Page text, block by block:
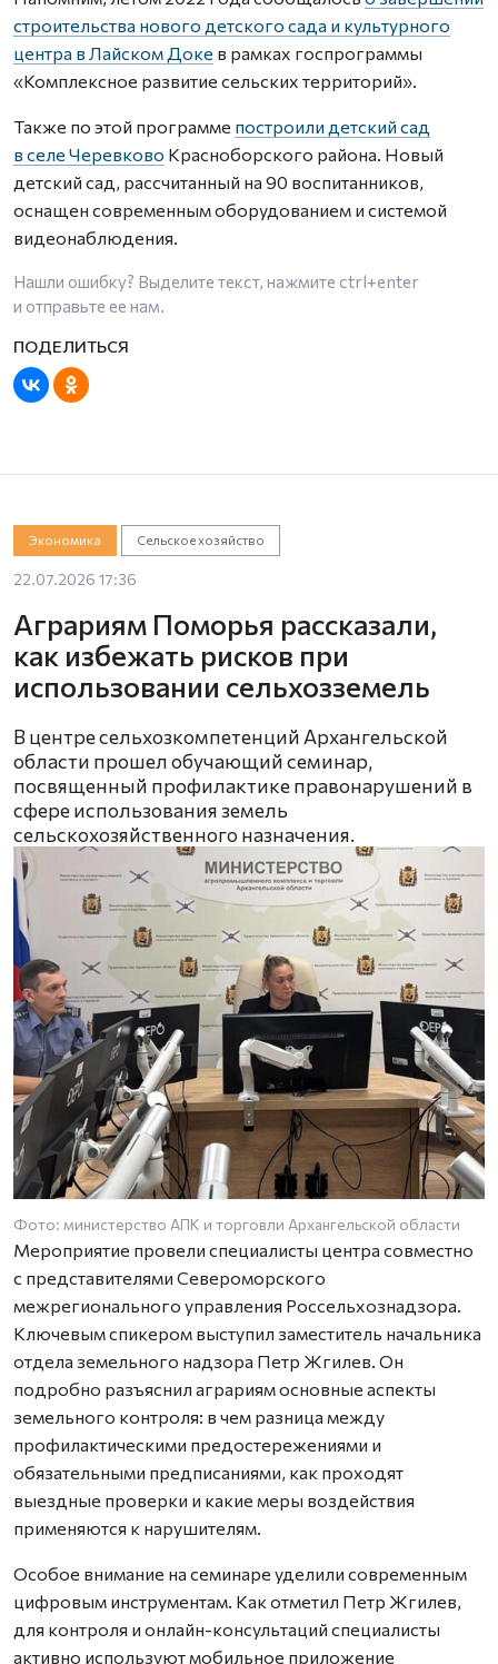
строительства нового детского сада и культурного
центра в Лайском Доке в рамках госпрограммы
«Комплексное развитие сельских территорий».
Также по этой программе построили детский сад
в селе Черевково Красноборского района. Новый
детский сад, рассчитанный на 90 воспитанников,
оснащен современным оборудованием и системой
видеонаблюдения.
Нашли ошибку? Выделите текст, нажмите ctrl+enter
и отправьте ее нам.
Экономика Сельское хозяйство
22.07.2026 17:36
Аграриям Поморья рассказали,
как избежать рисков при
использовании сельхозземель
В центре сельхозкомпетенций Архангельской
области прошел обучающий семинар,
посвященный профилактике правонарушений в
сфере использования земель
сельскохозяйственного назначения.
Фото: министерство АПК и торговли Архангельской области
Мероприятие провели специалисты центра совместно
с представителями Североморского
межрегионального управления Россельхознадзора.
Ключевым спикером выступил заместитель начальника
отдела земельного надзора Петр Жгилев. Он
подробно разъяснил аграриям основные аспекты
земельного контроля: в чем разница между
профилактическими предостережениями и
обязательными предписаниями, как проходят
выездные проверки и какие меры воздействия
применяются к нарушителям.
Особое внимание на семинаре уделили современным
цифровым инструментам. Как отметил Петр Жгилев,
для контроля и онлайн-консультаций специалисты
активно используют мобильное приложение